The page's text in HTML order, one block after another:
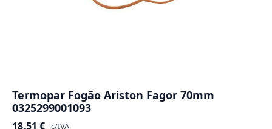
Termopar Fogão Ariston Fagor 70mm
0325299001093
18.51 € c/IVA